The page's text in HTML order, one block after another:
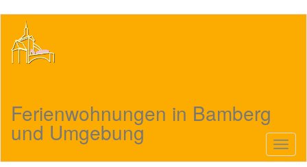
Inhalt
Ferienwohnungen in Bamberg
und Umgebung